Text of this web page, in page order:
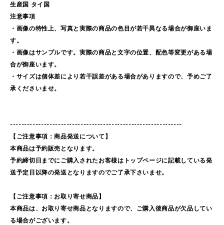
生産国 タイ国
注意事項
・画像の特性上、写真と実際の商品の色目が若干異なる場合が御座いま
す。
・画像はサンプルです。実際の商品と文字の位置、配色等変更がある場
合が御座います。
・サイズは個体差により若干誤差がある場合がありますので、予めご了
承くださいませ。
-------------------------------------------------------------
【ご注意事項：商品発送について】
本商品は予約販売となります。
予約締切日までにご購入されたお客様はトップページに記載している発
送予定日以降の発送となりますのでご了承下さいませ。
【ご注意事項：お取り寄せ商品】
本商品は、お取り寄せ商品となりますので、ご購入後商品が欠品してい
る場合がございます。